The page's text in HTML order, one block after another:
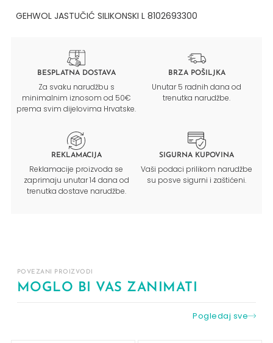
GEHWOL JASTUČIĆ SILIKONSKI L 8102693300
BESPLATNA DOSTAVA
Za svaku narudžbu s
minimalnim iznosom od 50€
prema svim dijelovima Hrvatske.
BRZA POŠILJKA
Unutar 5 radnih dana od
trenutka narudžbe.
REKLAMACIJA
Reklamacije proizvoda se
zaprimaju unutar 14 dana od
trenutka dostave narudžbe.
SIGURNA KUPOVINA
Vaši podaci prilikom narudžbe
su posve sigurni i zaštićeni.
POVEZANI PROIZVODI
MOGLO BI VAS ZANIMATI
Pogledaj sve